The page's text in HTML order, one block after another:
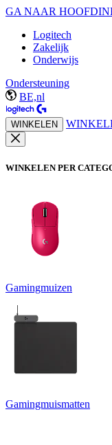
GA NAAR
Logitech
Zakelijk
Onderwijs
Ondersteuning
BE,nl
WINKELEN
WINKELEN PER
Gamingmuizen
Gamingmuismatten